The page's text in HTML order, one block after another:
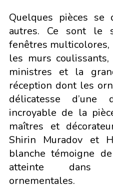
Quelques pièces se
autres. Ce sont le
fenêtres multicolores,
les murs
ministres et la
réception dont les
délicatesse d’une
incroyable de la
maîtres et
Shirin Muradov et
blanche témoigne
atteinte dans
ornementales.